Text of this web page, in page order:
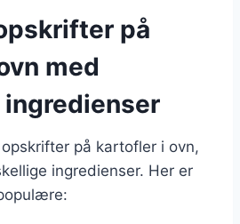
på
med
på kartofler i ovn,
ingredienser. Her er